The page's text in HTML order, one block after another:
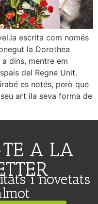
escrita com només
la Dorothea
dins, mentre em
del Regne Unit.
es notés, però que
art ila seva forma de
A LA
i novetats